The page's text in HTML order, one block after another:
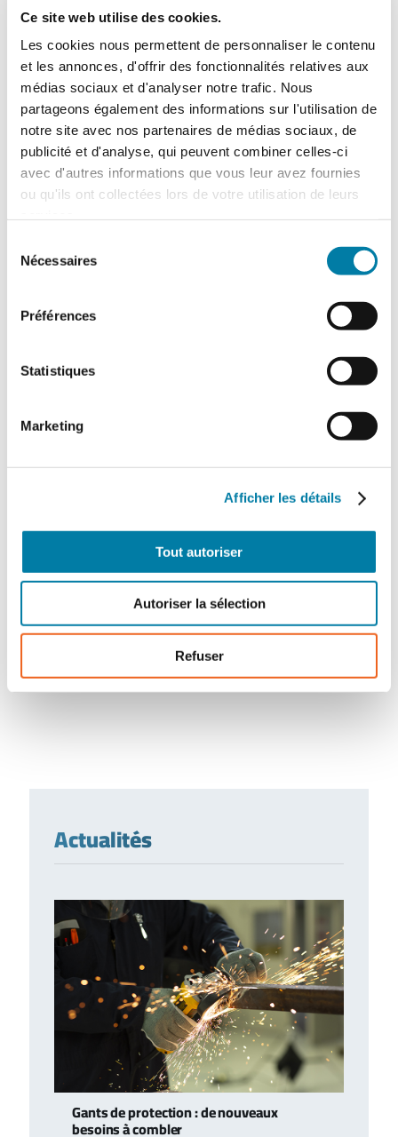
Ce site web utilise des cookies.
Les cookies nous permettent de personnaliser le contenu
et les annonces, d'offrir des fonctionnalités relatives aux
médias sociaux et d'analyser notre trafic. Nous
partageons également des informations sur l'utilisation de
notre site avec nos partenaires de médias sociaux, de
publicité et d'analyse, qui peuvent combiner celles-ci
avec d'autres informations que vous leur avez fournies
ou qu'ils ont collectées lors de votre utilisation de leurs
Nécessaires
Préférences
Statistiques
Marketing
Afficher les détails
Tout autoriser
Autoriser la sélection
Refuser
des objets connectés, illustrée par
l’intervention sur la puissance ou le
système de freinage d’une automobile
Tesla, représente aussi une faille latente. La
récente affaire SolarWinds, où c’est
directement la chaîne d’approvisionnement
numérique qui a été visée au travers de ce
fournisseur « officiel » de logiciels, met en
avantla dangerosité des attaques par
(disponible en Pdf ou en replay
), le Clusif a
d’un avertissement :
restent la menace numéro un, mais elle ne
Actualités
Gants de protection : de nouveaux
besoins à combler